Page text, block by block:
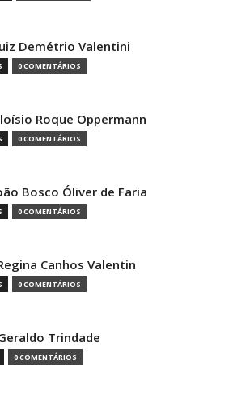
Demétrio Valentini
0 COMENTÁRIOS
Roque Oppermann
0 COMENTÁRIOS
Bosco Óliver de Faria
0 COMENTÁRIOS
Canhos Valentin
0 COMENTÁRIOS
Trindade
0 COMENTÁRIOS